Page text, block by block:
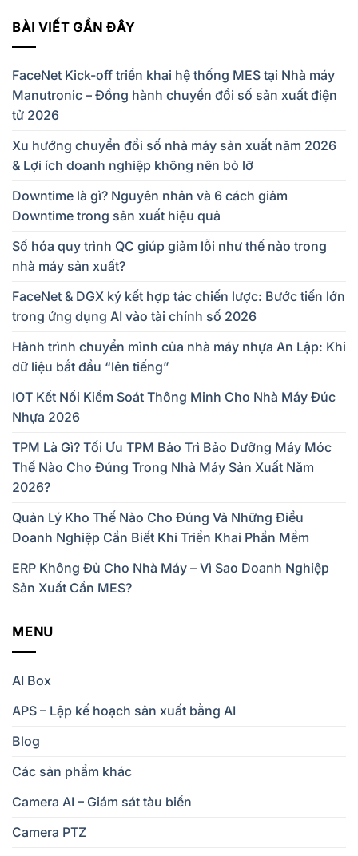
BÀI VIẾT GẦN ĐÂY
FaceNet Kick-off triển khai hệ thống MES tại Nhà máy
Manutronic – Đồng hành chuyển đổi số sản xuất điện
tử 2026
Xu hướng chuyển đổi số nhà máy sản xuất năm 2026
& Lợi ích doanh nghiệp không nên bỏ lỡ
Downtime là gì? Nguyên nhân và 6 cách giảm
Downtime trong sản xuất hiệu quả
Số hóa quy trình QC giúp giảm lỗi như thế nào trong
nhà máy sản xuất?
FaceNet & DGX ký kết hợp tác chiến lược: Bước tiến lớn
trong ứng dụng AI vào tài chính số 2026
Hành trình chuyển mình của nhà máy nhựa An Lập: Khi
dữ liệu bắt đầu “lên tiếng”
IOT Kết Nối Kiểm Soát Thông Minh Cho Nhà Máy Đúc
Nhựa 2026
TPM Là Gì? Tối Ưu TPM Bảo Trì Bảo Dưỡng Máy Móc
Thế Nào Cho Đúng Trong Nhà Máy Sản Xuất Năm
2026?
Quản Lý Kho Thế Nào Cho Đúng Và Những Điều
Doanh Nghiệp Cần Biết Khi Triển Khai Phần Mềm
ERP Không Đủ Cho Nhà Máy – Vì Sao Doanh Nghiệp
Sản Xuất Cần MES?
MENU
AI Box
APS – Lập kế hoạch sản xuất bằng AI
Blog
Các sản phẩm khác
Camera AI – Giám sát tàu biển
Camera PTZ